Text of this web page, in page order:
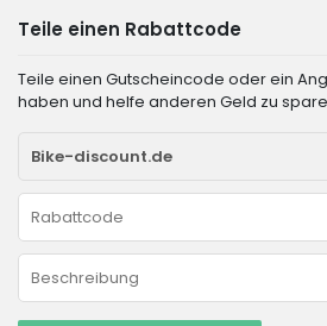
Teile einen Rabattcode
Teile einen Gutscheincode oder ein
haben und helfe anderen Geld zu